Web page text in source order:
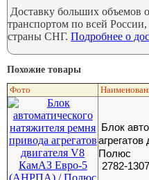
Доставку больших объемов
транспортом по всей
страны СНГ.Подробнее о
Похожие товары
Фото
Блок
Полюс
2782-